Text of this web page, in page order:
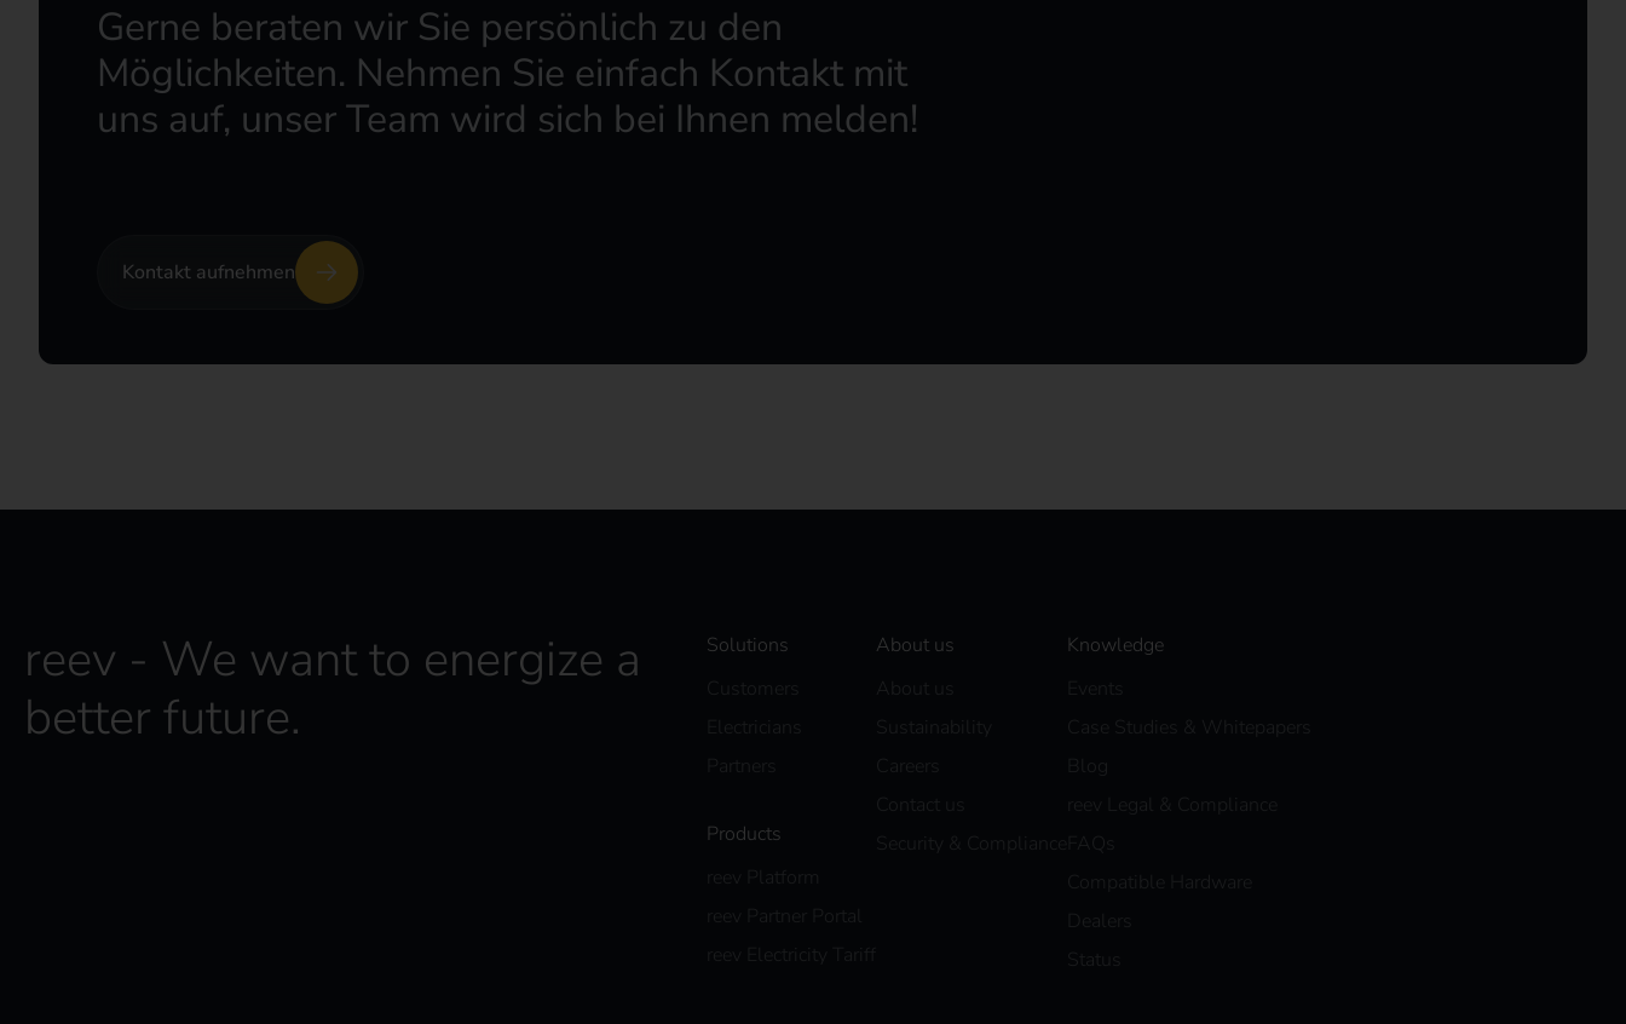
Gerne beraten wir Sie persönlich zu den
Möglichkeiten. Nehmen Sie einfach Kontakt mit
uns auf, unser Team wird sich bei Ihnen melden!
Kontakt aufnehmen
reev - We want to energize a
better future.
Solutions
Products
About us
Knowledge